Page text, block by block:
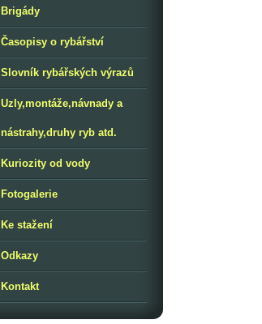
Brigády
Časopisy o rybářství
Slovník rybářských výrazů
Uzly,montáže,návnady a
nástrahy,druhy ryb atd.
Kuriozity od vody
Fotogalerie
Ke stažení
Odkazy
Kontakt